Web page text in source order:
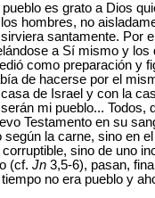
es grato a Dios
hombres, no
santamente. Por
a Sí mismo y
como preparación y
de hacerse por el
de Israel y con la
mi pueblo...
Testamento en su
según la carne, sino en
sino de uno
(cf. Jn 3,5-6), pasan,
no era pueblo y